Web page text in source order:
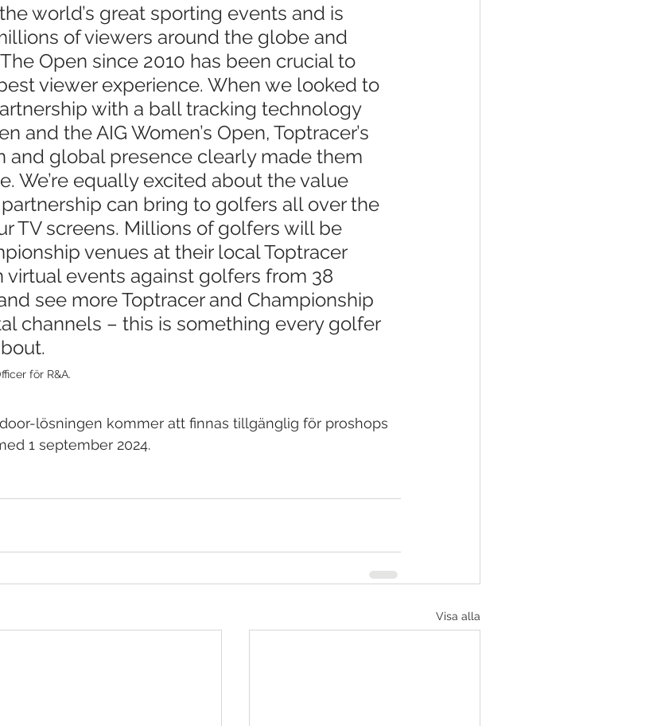
world’s great sporting events and is
of viewers around the globe and
Open since 2010 has been crucial to
viewer experience. When we looked to
with a ball tracking technology
and the AIG Women’s Open, Toptracer’s
and global presence clearly made them
We’re equally excited about the value
can bring to golfers all over the
TV screens. Millions of golfers will be
venues at their local Toptracer
virtual events against golfers from 38
see more Toptracer and Championship
channels – this is something every golfer
för R&A.
lösningen kommer att finnas tillgänglig för proshops
1 september 2024.
Visa alla